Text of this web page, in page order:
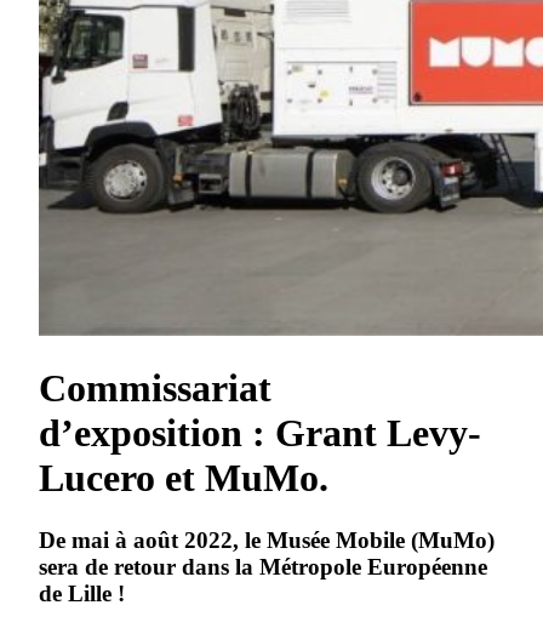
Commissariat
d’exposition : Grant Levy-
Lucero et MuMo.
De mai à août 2022, le Musée Mobile (MuMo)
sera de retour dans la Métropole Européenne
de Lille !